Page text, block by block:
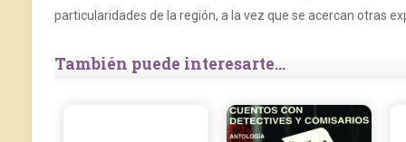
particularidades de la región, a la vez que se acercan otras
También puede interesarte...